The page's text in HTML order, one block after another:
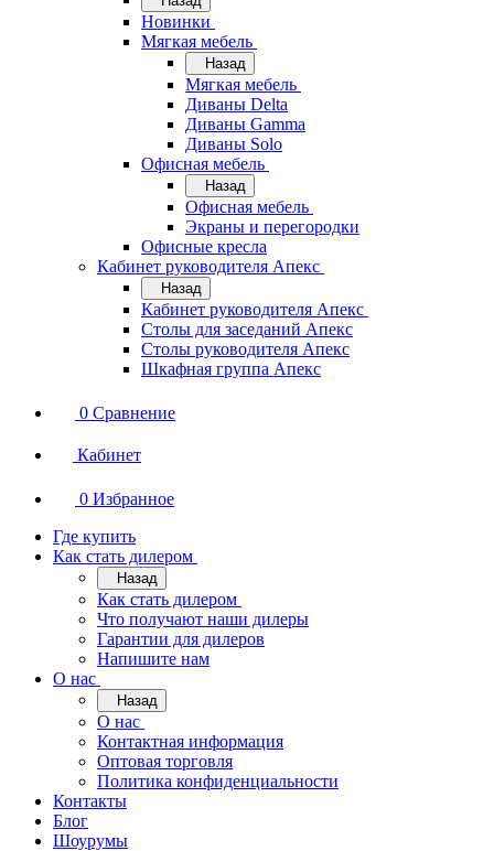
Новинки
Мягкая мебель
Назад
Мягкая мебель
Диваны Delta
Диваны Gamma
Диваны Solo
Офисная мебель
Назад
Офисная мебель
Экраны и перегородки
Офисные кресла
Кабинет руководителя Апекс
Назад
Кабинет руководителя Апекс
Столы для заседаний Апекс
Столы руководителя Апекс
Шкафная группа Апекс
0 Сравнение
Кабинет
0 Избранное
Где купить
Как стать дилером
Назад
Как стать дилером
Что получают наши дилеры
Гарантии для дилеров
Напишите нам
О нас
Назад
О нас
Контактная информация
Оптовая торговля
Политика конфиденциальности
Контакты
Блог
Шоурумы